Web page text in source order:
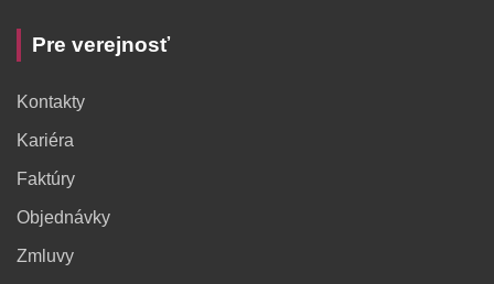
Pre verejnosť
Kontakty
Kariéra
Faktúry
Objednávky
Zmluvy